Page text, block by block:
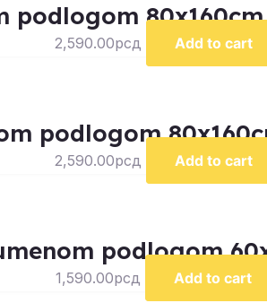
podlogom
2,590.00рсд Add to cart
podlogom
2,590.00рсд Add to cart
podlogom
1,590.00рсд Add to cart